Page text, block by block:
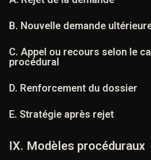
C. Appel ou recours selon le
Combien font